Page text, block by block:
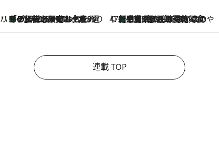
ハワイ賢者 リサのお気に入りリスト2026.8.6
あの伝説の限定トートも！ リニューアルした「ディーン＆デルーカ ハワイ」で必須のお土産8選 47都道府県の手みやげ ひんやりスイーツで夏を満喫
2026.8.6
【三重県】この夏絶対食べたい 冷やしておいしいおやつ3選 お餅×アイスの新感覚スイーツ
連載 TOP